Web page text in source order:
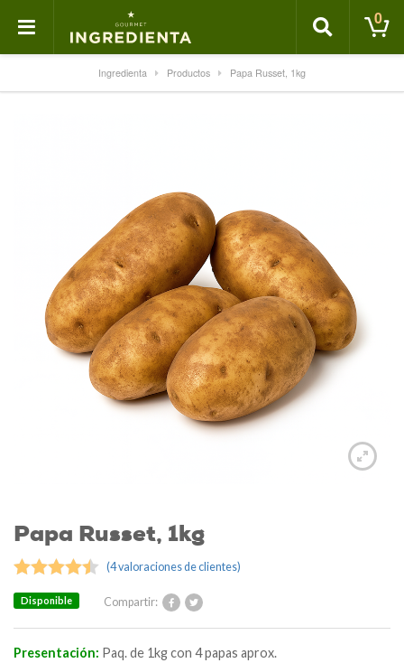
0
Ingredienta Productos Papa Russet, 1kg
Papa Russet, 1kg
Compartir:
Valorado
4.50
sobre 5
basado en
(4valoraciones de clientes)
Disponible
Presentación: Paq. de 1kg con 4 papas aprox.